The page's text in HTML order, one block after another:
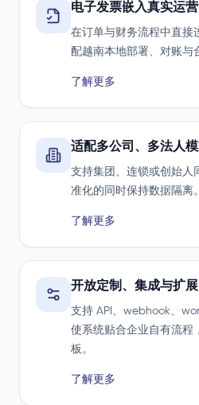
电子发票嵌入真实运
在订单与财务流程中直
配越南本地部署、对账与
了解更多
适配多公司、多法人
支持集团、连锁或创始人
准化的同时保持数据隔离。
了解更多
开放定制、集成与扩展
支持 API、webhook、
使系统贴合企业自有流程
板。
了解更多